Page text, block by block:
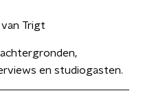
Trigt
en studiogasten.